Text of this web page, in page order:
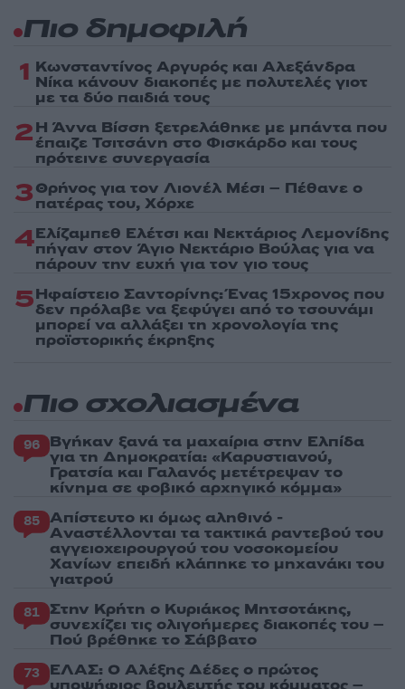
Πιο δημοφιλή
1 Κωνσταντίνος Αργυρός και Αλεξάνδρα
Νίκα κάνουν διακοπές με πολυτελές γιοτ
με τα δύο παιδιά τους
2Η Άννα Βίσση ξετρελάθηκε με μπάντα που
έπαιζε Τσιτσάνη στο Φισκάρδο και τους
πρότεινε συνεργασία
3Θρήνος για τον Λιονέλ Μέσι – Πέθανε ο
πατέρας του, Χόρχε
4Ελίζαμπεθ Ελέτσι και Νεκτάριος Λεμονίδης
πήγαν στον Άγιο Νεκτάριο Βούλας για να
πάρουν την ευχή για τον γιο τους
5Ηφαίστειο Σαντορίνης: Ένας 15χρονος που
δεν πρόλαβε να ξεφύγει από το τσουνάμι
μπορεί να αλλάξει τη χρονολογία της
προϊστορικής έκρηξης
Πιο σχολιασμένα
96 Βγήκαν ξανά τα μαχαίρια στην Ελπίδα
για τη Δημοκρατία: «Καρυστιανού,
Γρατσία και Γαλανός μετέτρεψαν το
κίνημα σε φοβικό αρχηγικό κόμμα»
85 Απίστευτο κι όμως αληθινό -
Aναστέλλονται τα τακτικά ραντεβού του
αγγειοχειρουργού του νοσοκομείου
Χανίων επειδή κλάπηκε το μηχανάκι του
γιατρού
81 Στην Κρήτη ο Κυριάκος Μητσοτάκης,
συνεχίζει τις ολιγοήμερες διακοπές του –
Πού βρέθηκε το Σάββατο
73 ΕΛΑΣ: Ο Αλέξης Δέδες ο πρώτος